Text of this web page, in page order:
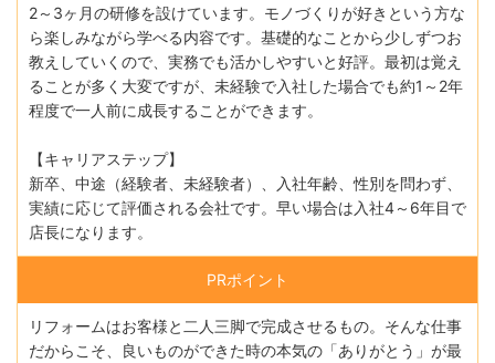
2～3ヶ月の研修を設けています。モノづくりが好きという方な
ら楽しみながら学べる内容です。基礎的なことから少しずつお
教えしていくので、実務でも活かしやすいと好評。最初は覚え
ることが多く大変ですが、未経験で入社した場合でも約1～2年
程度で一人前に成長することができます。
【キャリアステップ】
新卒、中途（経験者、未経験者）、入社年齢、性別を問わず、
実績に応じて評価される会社です。早い場合は入社4～6年目で
店長になります。
PRポイント
リフォームはお客様と二人三脚で完成させるもの。そんな仕事
だからこそ、良いものができた時の本気の「ありがとう」が最